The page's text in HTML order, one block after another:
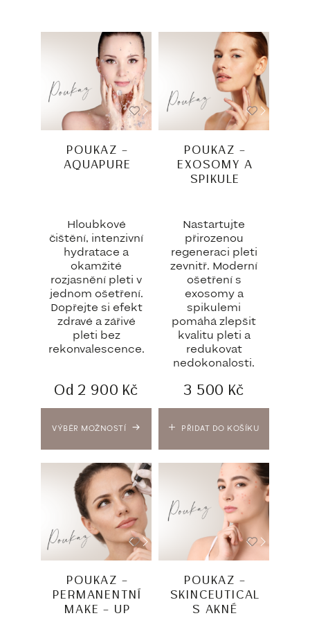
VÝBĚR MOŽNOSTÍ
POUKAZ –
AQUAPURE
Hloubkové
čištění, intenzivní
hydratace a
okamžité
rozjasnění pleti v
jednom ošetření.
Dopřejte si efekt
zdravé a zářivé
pleti bez
rekonvalescence.
Od 2 900 Kč
PŘIDAT DO KOŠÍKU
POUKAZ –
EXOSOMY A
SPIKULE
Nastartujte
přirozenou
regeneraci pleti
zevnitř. Moderní
ošetření s
exosomy a
spikulemi
pomáhá zlepšit
kvalitu pleti a
redukovat
nedokonalosti.
3 500 Kč
POUKAZ –
PERMANENTNÍ
MAKE – UP
POUKAZ –
SKINCEUTICAL
S AKNÉ